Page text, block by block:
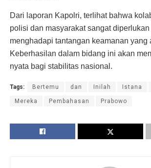
Dari laporan Kapolri, terlihat bahwa
polisi dan masyarakat sangat
menghadapi tantangan keamanan yang
Keberhasilan dalam bidang ini akan
nyata bagi stabilitas nasional.
Tags: Bertemu dan Inilah Istana
Mereka Pembahasan Prabowo